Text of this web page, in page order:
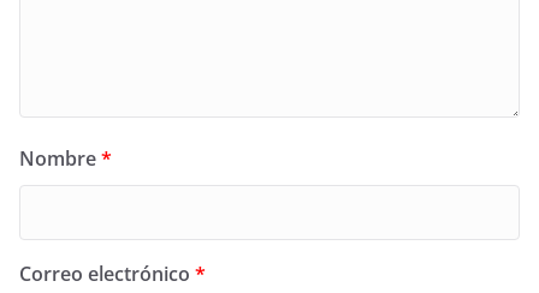
Nombre*
Correo electrónico *